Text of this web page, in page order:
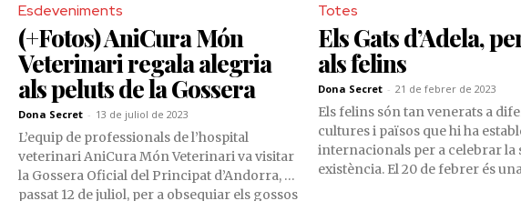
Esdeveniments
(+Fotos) AniCura Món
Veterinari regala alegria
als peluts de la Gossera
Dona Secret - 13 de juliol de 2023
L’equip de professionals de l’hospital
veterinari AniCura Món Veterinari va visitar
la Gossera Oficial del Principat d’Andorra, el
passat 12 de juliol, per a obsequiar els gossos
Totes
Els Gats d’Adela,
als felins
Dona Secret - 21 de febrer de 2023
Els felins són tan venerats a
cultures i països que hi ha
internacionals per a celebrar la
existència. El 20 de febrer és